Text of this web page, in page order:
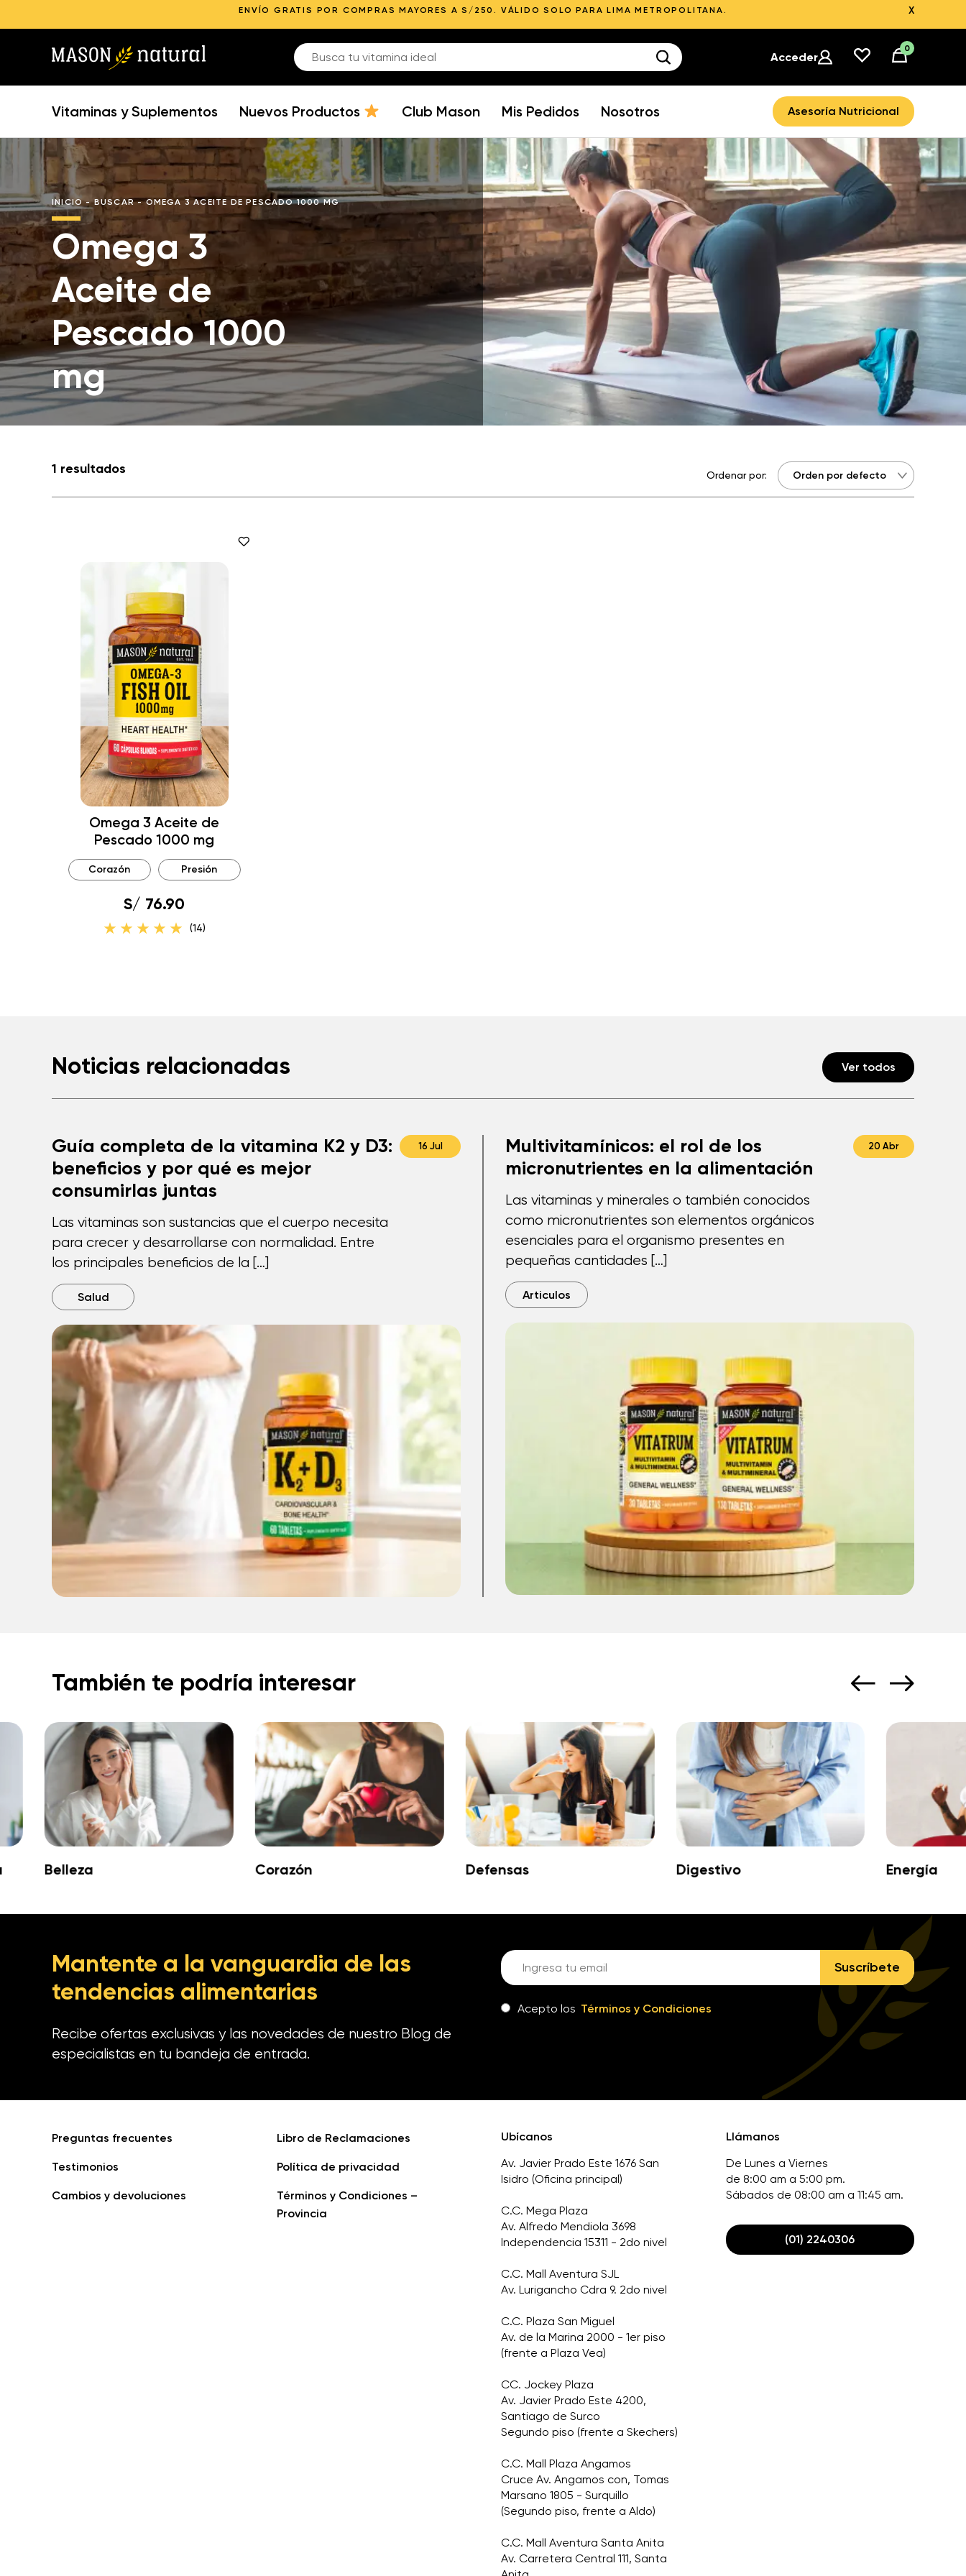
ENVÍO GRATIS POR COMPRAS MAYORES A S/250. VÁLIDO SOLO PARA LIMA METROPOLITANA. X
Acceder
0
Vitaminas y Suplementos Nuevos Productos Club Mason Mis Pedidos Nosotros Asesoría Nutricional
INICIO-BUSCAR-OMEGA 3 ACEITE DE PESCADO 1000 MG
Omega 3
Aceite de
Pescado 1000
mg
1 resultados Ordenar por:
Omega 3 Aceite de
Pescado 1000 mg
Corazón Presión
S/ 76.90
(14)
Noticias relacionadas Ver todos
Guía completa de la vitamina K2 y D3:
beneficios y por qué es mejor
consumirlas juntas
Las vitaminas son sustancias que el cuerpo necesita
para crecer y desarrollarse con normalidad. Entre
los principales beneficios de la […]
16 Jul
Salud
Multivitamínicos: el rol de los
micronutrientes en la alimentación
Las vitaminas y minerales o también conocidos
como micronutrientes son elementos orgánicos
esenciales para el organismo presentes en
pequeñas cantidades […]
20 Abr
Articulos
También te podría interesar
Corazón Defensas Digestivo Energía
Mantente a la vanguardia de las
tendencias alimentarias
Recibe ofertas exclusivas y las novedades de nuestro Blog de
especialistas en tu bandeja de entrada.
Suscríbete
Acepto los Términos y Condiciones
Preguntas frecuentes
Testimonios
Cambios y devoluciones
Libro de Reclamaciones
Política de privacidad
Términos y Condiciones –
Provincia
Ubícanos
Av. Javier Prado Este 1676 San
Isidro (Oficina principal)
C.C. Mega Plaza
Av. Alfredo Mendiola 3698
Independencia 15311 - 2do nivel
C.C. Mall Aventura SJL
Av. Lurigancho Cdra 9. 2do nivel
C.C. Plaza San Miguel
Av. de la Marina 2000 - 1er piso
(frente a Plaza Vea)
CC. Jockey Plaza
Av. Javier Prado Este 4200,
Santiago de Surco
Segundo piso (frente a Skechers)
C.C. Mall Plaza Angamos
Cruce Av. Angamos con, Tomas
Marsano 1805 - Surquillo
(Segundo piso, frente a Aldo)
C.C. Mall Aventura Santa Anita
Av. Carretera Central 111, Santa
Llámanos
De Lunes a Viernes
de 8:00 am a 5:00 pm.
Sábados de 08:00 am a 11:45 am.
(01) 2240306